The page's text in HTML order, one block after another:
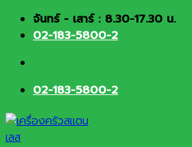
Skip จันทร์ - เสาร์ : 8.30-17.30 น.
02-183-5800-2
02-183-5800-2